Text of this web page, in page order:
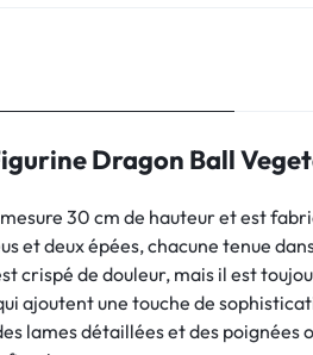
Dragon Ball
mesure 30 cm de hauteur et est
et deux épées, chacune tenue
crispé de douleur, mais il est
ajoutent une touche de
lames détaillées et des